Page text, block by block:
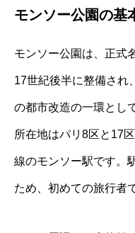
モンソー公園の基
モンソー公園は、正式
17世紀後半に整備され
の都市改造の一環とし
所在地はパリ8区と17
線のモンソー駅です。
ため、初めての旅行者